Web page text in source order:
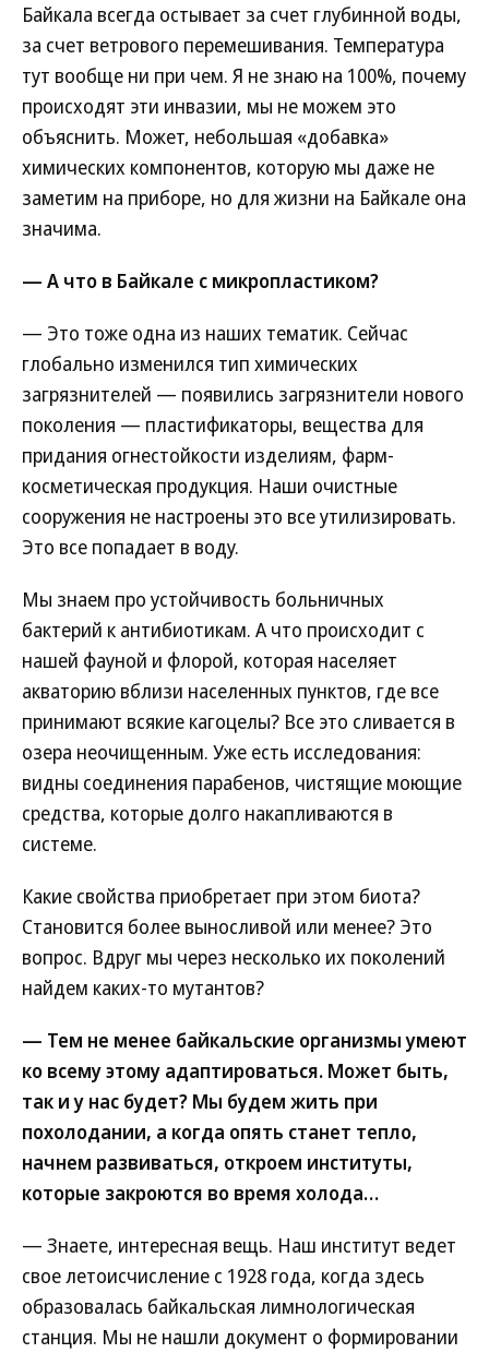
Байкала всегда остывает за счет глубинной воды,
за счет ветрового перемешивания. Температура
тут вообще ни при чем. Я не знаю на 100%, почему
происходят эти инвазии, мы не можем это
объяснить. Может, небольшая «добавка»
химических компонентов, которую мы даже не
заметим на приборе, но для жизни на Байкале она
значима.
— А что в Байкале с микропластиком?
— Это тоже одна из наших тематик. Сейчас
глобально изменился тип химических
загрязнителей — появились загрязнители нового
поколения — пластификаторы, вещества для
придания огнестойкости изделиям, фарм-
косметическая продукция. Наши очистные
сооружения не настроены это все утилизировать.
Это все попадает в воду.
Мы знаем про устойчивость больничных
бактерий к антибиотикам. А что происходит с
нашей фауной и флорой, которая населяет
акваторию вблизи населенных пунктов, где все
принимают всякие кагоцелы? Все это сливается в
озера неочищенным. Уже есть исследования:
видны соединения парабенов, чистящие моющие
средства, которые долго накапливаются в
системе.
Какие свойства приобретает при этом биота?
Становится более выносливой или менее? Это
вопрос. Вдруг мы через несколько их поколений
найдем каких-то мутантов?
— Тем не менее байкальские организмы умеют
ко всему этому адаптироваться. Может быть,
так и у нас будет? Мы будем жить при
похолодании, а когда опять станет тепло,
начнем развиваться, откроем институты,
которые закроются во время холода…
— Знаете, интересная вещь. Наш институт ведет
свое летоисчисление с 1928 года, когда здесь
образовалась байкальская лимнологическая
станция. Мы не нашли документ о формировании